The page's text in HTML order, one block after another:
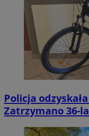
Policja
Zatrzymano 36-